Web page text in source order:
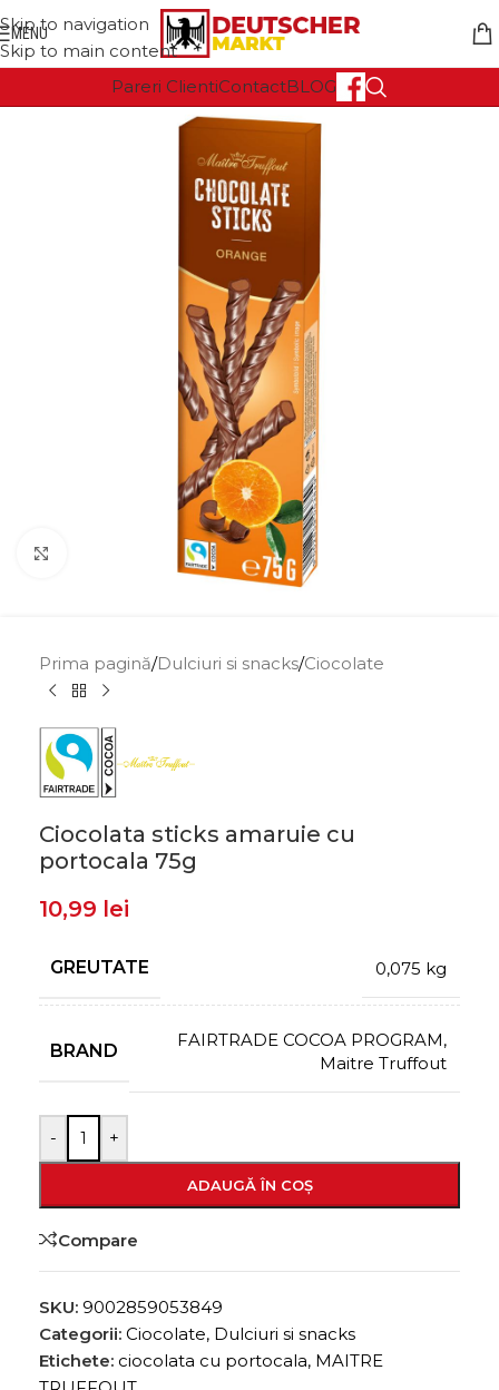
Skip to navigation
Skip to main content
MENU
Pareri ClientiContactBLOG
Click to enlarge
Prima pagină/Dulciuri si snacks/Ciocolate
Ciocolata sticks amaruie cu
portocala 75g
10,99 lei
GREUTATE 0,075 kg
BRAND FAIRTRADE COCOA PROGRAM,
Maitre Truffout
- +
ADAUGĂ ÎN COȘ
Compare
SKU: 9002859053849
Categorii: Ciocolate, Dulciuri si snacks
Etichete: ciocolata cu portocala, MAITRE